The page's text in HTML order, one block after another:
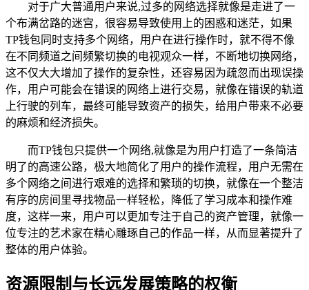
对于广大普通用户来说,过多的网络选择就像是走进了一
个布满岔路的迷宫，很容易导致使用上的困惑和迷茫，如果
TP钱包同时支持多个网络，用户在进行操作时，就不得不像
在不同频道之间频繁切换的电视观众一样，不断地切换网络，
这不仅大大增加了操作的复杂性，还容易因为疏忽而出现误操
作，用户可能会在错误的网络上进行交易，就像在错误的轨道
上行驶的列车，最终可能导致资产的损失，给用户带来不必要
的麻烦和经济损失。
而TP钱包只提供一个网络,就像是为用户打造了一条简洁
明了的高速公路，极大地简化了用户的操作流程，用户无需在
多个网络之间进行艰难的选择和繁琐的切换，就像在一个整洁
有序的房间里寻找物品一样轻松，降低了学习成本和操作难
度，这样一来，用户可以更加专注于自己的资产管理，就像一
位专注的艺术家在精心雕琢自己的作品一样，从而显著提升了
整体的用户体验。
资源限制与长远发展策略的权衡